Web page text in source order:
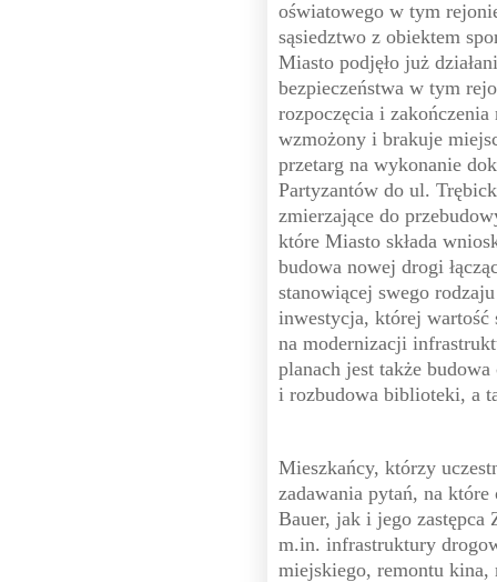
oświatowego w tym
sąsiedztwo z obiektem
Miasto podjęło już
bezpieczeństwa w tym
rozpoczęcia i
wzmożony i brakuje
przetarg na wykonanie
Partyzantów do ul.
zmierzające do
które Miasto składa
budowa nowej drogi
stanowiącej swego
inwestycja, której wartość
na modernizacji
planach jest także
i rozbudowa biblioteki, a
Mieszkańcy, którzy
zadawania pytań, na
Bauer, jak i jego zastępca
m.in. infrastruktury
miejskiego, remontu